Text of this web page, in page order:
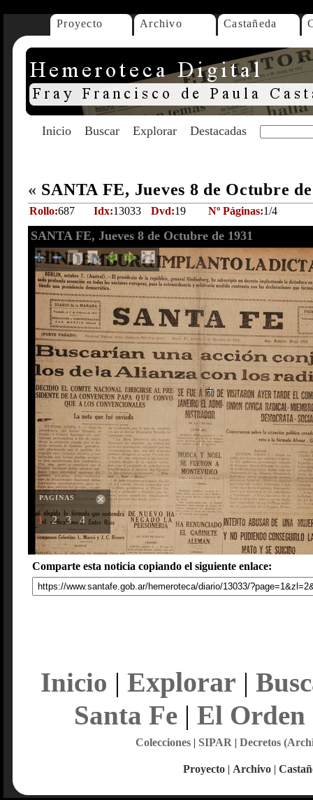
Proyecto Archivo Castañeda
Inicio Buscar Explorar Destacadas
« SANTA FE, Jueves 8 de Octubre
Rollo:687 Idx:13033 Dvd:19 Nº Páginas:1/4
SANTA FE, Jueves 8 de Octubre de 1931
PAGINAS
1 2 3 4
Comparte esta noticia copiando el siguiente enlace:
Inicio | Explorar |
Santa Fe| El Orden
Colecciones| SIPAR | Decretos
Proyecto | Archivo |